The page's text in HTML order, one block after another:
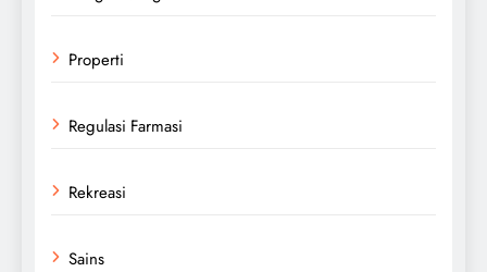
Properti
Regulasi Farmasi
Rekreasi
Sains